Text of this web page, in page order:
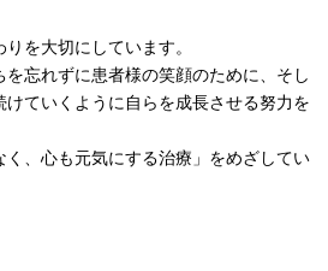
を大切にしています。
忘れずに患者様の笑顔のために、そし
ていくように自らを成長させる努力を
、心も元気にする治療」をめざしてい